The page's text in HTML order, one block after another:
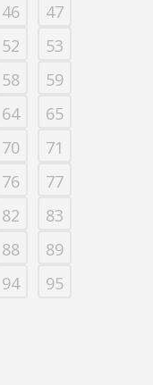
46
47
52
53
58
59
64
65
70
71
76
77
82
83
88
89
94 95